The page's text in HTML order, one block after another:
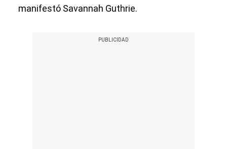
manifestó Savannah Guthrie.